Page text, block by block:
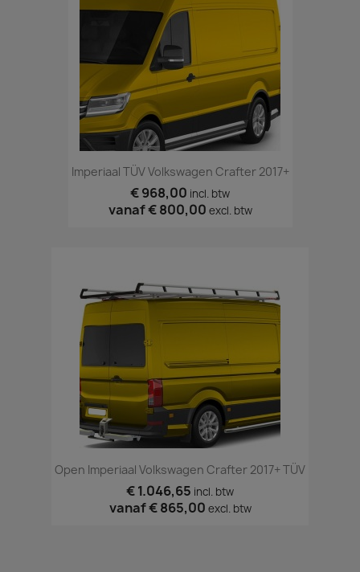
Imperiaal TÜV Volkswagen Crafter 2017+
€ 968,00 incl. btw
vanaf€ 800,00 excl. btw
Open Imperiaal Volkswagen Crafter 2017+ TÜV
€ 1.046,65 incl. btw
vanaf€ 865,00 excl. btw